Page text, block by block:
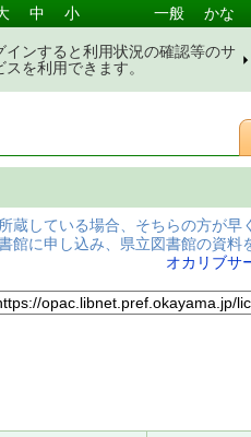
中 小 一般 かな
インすると利用状況の確認等のサ
スを利用できます。
蔵している場合、そちらの方が早
館に申し込み、県立図書館の資料
オカリブサ